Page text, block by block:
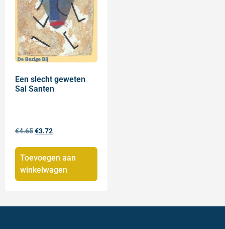
Een slecht geweten
Sal Santen
€4.65€3.72
Toevoegen aan
winkelwagen